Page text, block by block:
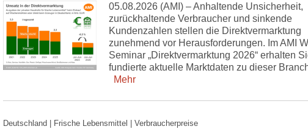
05.08.2026 (AMI) – Anhaltende Unsicherheit,
zurückhaltende Verbraucher und sinkende
Kundenzahlen stellen die Direktvermarktung
zunehmend vor Herausforderungen. Im AMI
Seminar „Direktvermarktung 2026“ erhalten
fundierte aktuelle Marktdaten zu dieser
Mehr
Deutschland | Frische Lebensmittel | Verbraucherpreise